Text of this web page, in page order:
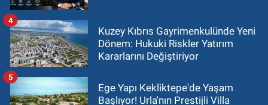
Kuzey Kıbrıs Gayrimenkulünde Yeni
Dönem: Hukuki Riskler Yatırım
Kararlarını Değiştiriyor
4
Ege Yapı Kekliktepe'de Yaşam
Başlıyor! Urla'nın Prestijli Villa
5